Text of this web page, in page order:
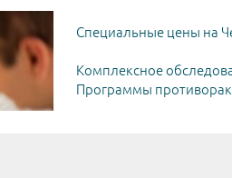
Специальные цены на
Комплексное
Программы